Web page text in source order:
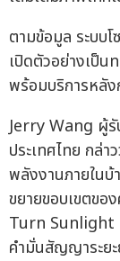
ตามข้อมูล ระบบ
เปิดตัวอย่างเป็น
พร้อมบริการหลัง
Jerry Wang ผู้
ประเทศไทย กล่า
พลังงานภายในบ้
ขยายขอบเขตขอ
Turn Sunlight
คำมั่นสัญญาระยะ